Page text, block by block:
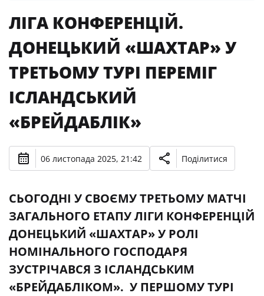
ЛІГА КОНФЕРЕНЦІЙ.
ДОНЕЦЬКИЙ «ШАХТАР» У
ТРЕТЬОМУ ТУРІ ПЕРЕМІГ
ІСЛАНДСЬКИЙ
«БРЕЙДАБЛІК»
06 листопада 2025, 21:42 Поділитися
СЬОГОДНІ У СВОЄМУ ТРЕТЬОМУ МАТЧІ
ЗАГАЛЬНОГО ЕТАПУ ЛІГИ КОНФЕРЕНЦІЙ
ДОНЕЦЬКИЙ «ШАХТАР» У РОЛІ
НОМІНАЛЬНОГО ГОСПОДАРЯ
ЗУСТРІЧАВСЯ З ІСЛАНДСЬКИМ
«БРЕЙДАБЛІКОМ». У ПЕРШОМУ ТУРІ